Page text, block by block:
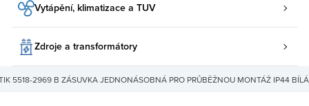
Vytápění, klimatizace a TUV
Zdroje a transformátory
5518-2969 B ZÁSUVKA JEDNONÁSOBNÁ PRO PRŮBĚŽNOU MONTÁŽ IP44 BÍLÁ